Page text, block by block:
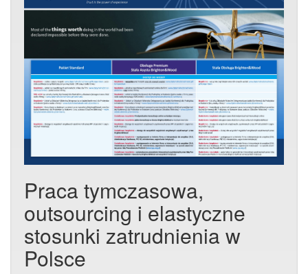
Praca tymczasowa,
outsourcing i elastyczne
stosunki zatrudnienia w
Polsce